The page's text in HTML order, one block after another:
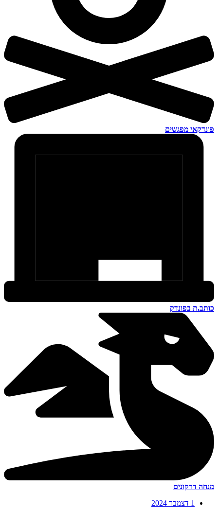
פונדקאי מפגשים
כותב.ת בפונדק
מנחה דרקונים
1 דצמבר 2024